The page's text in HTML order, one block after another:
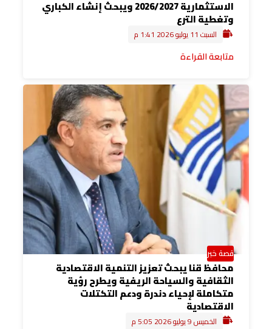
الاستثمارية 2026/2027 ويبحث إنشاء الكباري
وتغطية الترع
السبت 11 يوليو 2026 1:41 م
متابعة القراءة
قصة خبر
محافظ قنا يبحث تعزيز التنمية الاقتصادية
الثقافية والسياحة الريفية ويطرح رؤية
متكاملة لإحياء دندرة ودعم التكتلات
الاقتصادية
الخميس 9 يوليو 2026 5:05 م